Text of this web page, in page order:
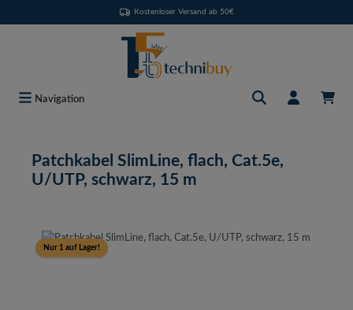
Kostenloser Versand ab 50€
Navigation
Patchkabel SlimLine, flach, Cat.5e,
U/UTP, schwarz, 15 m
Bildergalerie überspringen
Nur 1 auf Lager!